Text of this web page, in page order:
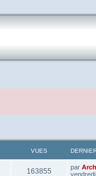
VUES
163855 par